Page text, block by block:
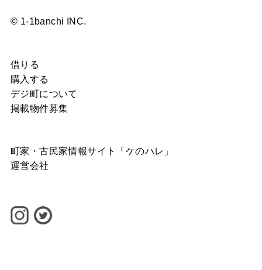
© 1-1banchi INC.
借りる
購入する
デジ町について
掲載物件募集
町家・古民家情報サイト「ケのハレ」
運営会社